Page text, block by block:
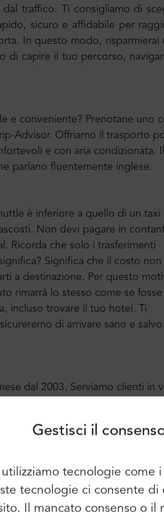
Gestisci il
tecnologie come
tecnologie ci consente
Il mancato consenso o
traffico. Ti consigliamo di
sicuro e affidabile per
In questo modo, risparmierai
di capire il tuo percorso,
e conveniente? Prenotane uno
Advisor. Offriamo il trasporto
e con aria condizionata.
parlano fluentemente inglese.
è inferiore a quello di un taxi
Non devi pagare in
Ricorda che solo i trasferimenti
Significa che il costo non
a destinazione. Per questo
rimarrà lo stesso come se
incluso trovare il tuo hotel. Ti
di arrivare sano e
dal 2003. Serviamo clienti in
con un "Certificato di
Continuare a utilizzare i
È possibile utilizzare anche l'e-
la password:
Nome: